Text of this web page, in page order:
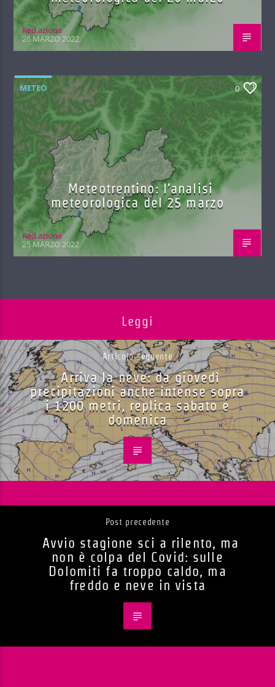
Red.azione
26 MARZO 2022
METEO 0
Meteotrentino: l’analisi
meteorologica del 25 marzo
Red.azione
25 MARZO 2022
Leggi
Articolo seguente
Arriva la neve: da giovedì
precipitazioni anche intense sopra
i 1200 metri, replica sabato e
domenica
Post precedente
Avvio stagione sci a rilento, ma
non è colpa del Covid: sulle
Dolomiti fa troppo caldo, ma
freddo e neve in vista